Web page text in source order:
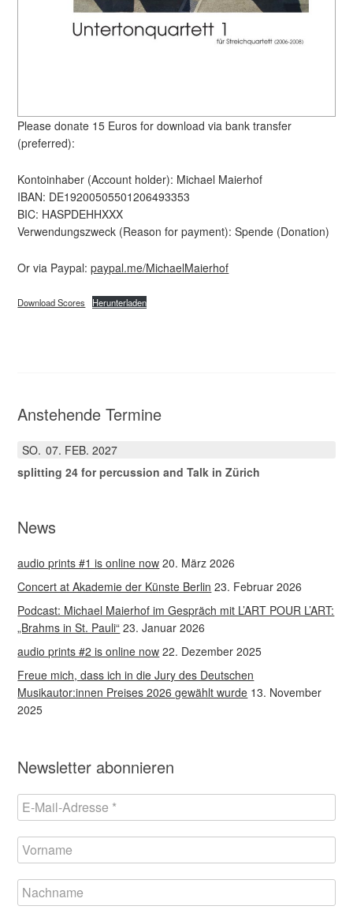
Please donate 15 Euros for download via bank transfer
(preferred):
Kontoinhaber (Account holder): Michael Maierhof
IBAN: DE19200505501206493353
BIC: HASPDEHHXXX
Verwendungszweck (Reason for payment): Spende (Donation)
Or via Paypal:paypal.me/MichaelMaierhof
Download Scores Herunterladen
Anstehende Termine
SO. 07 FEB. 2027
splitting 24 for percussion and Talk in Zürich
News
audio prints #1 is online now 20. März 2026
Concert at Akademie der Künste Berlin 23. Februar 2026
Podcast: Michael Maierhof im Gespräch mit L’ART POUR L’ART:
„Brahms in St. Pauli“ 23. Januar 2026
audio prints #2 is online now 22. Dezember 2025
Freue mich, dass ich in die Jury des Deutschen
Musikautor:innen Preises 2026 gewählt wurde 13. November
2025
Newsletter abonnieren